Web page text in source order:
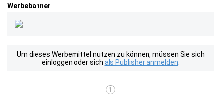
Werbebanner
Um dieses Werbemittel nutzen zu können, müssen Sie sich
einloggen oder sich als Publisher anmelden
1